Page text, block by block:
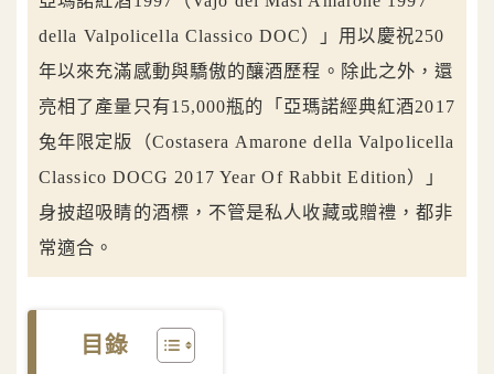
della Valpolicella Classico DOC）」用以慶祝250
年以來充滿感動與驕傲的釀酒歷程。除此之外，還
亮相了產量只有15,000瓶的「亞瑪諾經典紅酒2017
兔年限定版（Costasera Amarone della Valpolicella
Classico DOCG 2017 Year Of Rabbit Edition）」
身披超吸睛的酒標，不管是私人收藏或贈禮，都非
常適合。
目錄